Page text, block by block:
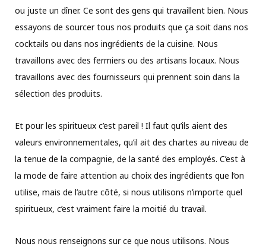
ou juste un dîner. Ce sont des gens qui travaillent bien. Nous
essayons de sourcer tous nos produits que ça soit dans nos
cocktails ou dans nos ingrédients de la cuisine. Nous
travaillons avec des fermiers ou des artisans locaux. Nous
travaillons avec des fournisseurs qui prennent soin dans la
sélection des produits.
Et pour les spiritueux c’est pareil ! Il faut qu’ils aient des
valeurs environnementales, qu’il ait des chartes au niveau de
la tenue de la compagnie, de la santé des employés. C’est à
la mode de faire attention au choix des ingrédients que l’on
utilise, mais de l’autre côté, si nous utilisons n’importe quel
spiritueux, c’est vraiment faire la moitié du travail.
Nous nous renseignons sur ce que nous utilisons. Nous